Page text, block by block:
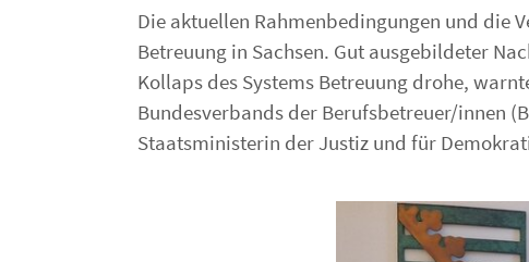
Die aktuellen Rahmenbedingungen und die
Betreuung in Sachsen. Gut ausgebildeter
Kollaps des Systems Betreuung drohe,
Bundesverbands der Berufsbetreuer/innen
Staatsministerin der Justiz und für